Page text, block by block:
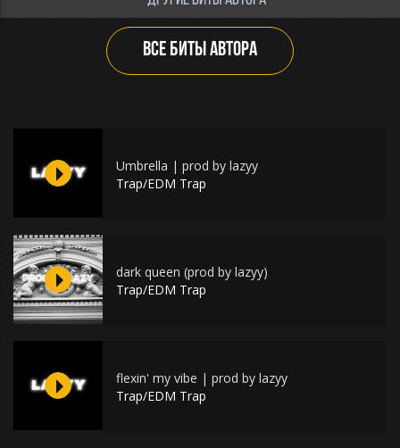
ВСЕ БИТЫ АВТОРА
Umbrella | prod by lazyy
Trap/EDM Trap
dark queen (prod by lazyy)
Trap/EDM Trap
flexin' my vibe | prod by lazyy
Trap/EDM Trap